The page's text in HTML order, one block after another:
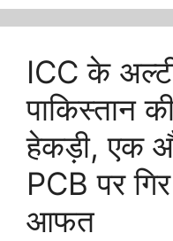
ICC के
पाकिस्तान
हेकड़ी, एक
PCB पर
आफत